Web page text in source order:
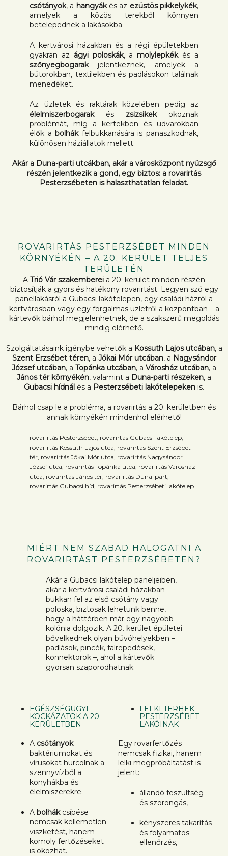
csótányok, a hangyákés az ezüstös pikkelykék,
amelyek a közös terekből könnyen
betelepednek a lakásokba.
A kertvárosi házakban és a régi épületekben
gyakran az ágyi poloskák, a molylepkékés a
szőnyegbogarakjelentkeznek, amelyek a
bútorokban, textilekben és padlásokon találnak
menedéket.
Az üzletek és raktárak közelében pedig az
élelmiszerbogarakés zsizsikekokoznak
problémát, míg a kertekben és udvarokban
élők abolhákfelbukkanására is panaszkodnak,
különösen háziállatok mellett.
Akár a Duna-parti utcákban, akár a városközpont nyüzsgő
részén jelentkezik a gond, egy biztos: a rovarirtás
Pesterzsébeten is halaszthatatlan feladat.
ROVARIRTÁS PESTERZSÉBET MINDEN
KÖRNYÉKÉN – A 20. KERÜLET TELJES
TERÜLETÉN
A Trió Vár szakemberei a 20. kerület minden részén
biztosítják a gyors és hatékony rovarirtást. Legyen szó egy
panellakásról a Gubacsi lakótelepen, egy családi házról a
kertvárosban vagy egy forgalmas üzletről a központban – a
kártevők bárhol megjelenhetnek, de a szakszerű megoldás
mindig elérhető.
Szolgáltatásaink igénybe vehetők a Kossuth Lajos utcában, a
Szent Erzsébet téren, a Jókai Mór utcában, a Nagysándor
József utcában, a Topánka utcában, a Városház utcában, a
János tér környékén, valamint a Duna-parti részeken, a
Gubacsi hídnál és a Pesterzsébeti lakótelepeken is.
Bárhol csap le a probléma, a rovarirtás a 20. kerületben és
annak környékén mindenhol elérhető!
rovarirtás Pesterzsébet, rovarirtás Gubacsi lakótelep,
rovarirtás Kossuth Lajos utca, rovarirtás Szent Erzsébet
tér, rovarirtás Jókai Mór utca, rovarirtás Nagysándor
József utca, rovarirtás Topánka utca, rovarirtás Városház
utca, rovarirtás János tér, rovarirtás Duna-part,
rovarirtás Gubacsi híd, rovarirtás Pesterzsébeti lakótelep
MIÉRT NEM SZABAD HALOGATNI A
ROVARIRTÁST PESTERZSÉBETEN?
Akár a Gubacsi lakótelep paneljeiben,
akár a kertvárosi családi házakban
bukkan fel az első csótány vagy
poloska, biztosak lehetünk benne,
hogy a háttérben már egy nagyobb
kolónia dolgozik. A 20. kerület épületei
bővelkednek olyan búvóhelyekben –
padlások, pincék, falrepedések,
konnektorok –, ahol a kártevők
gyorsan szaporodhatnak.
EGÉSZSÉGÜGYI
KOCKÁZATOK A 20.
KERÜLETBEN
A csótányok
baktériumokat és
vírusokat hurcolnak a
szennyvízből a
konyhákba és
élelmiszerekre.
A bolhákcsípése
nemcsak kellemetlen
viszketést, hanem
komoly fertőzéseket
is okozhat.
LELKI TERHEK
PESTERZSÉBET
LAKÓINAK
Egy rovarfertőzés
nemcsak fizikai, hanem
lelki megpróbáltatást is
jelent:
állandó feszültség
és szorongás,
kényszeres takarítás
és folyamatos
ellenőrzés,